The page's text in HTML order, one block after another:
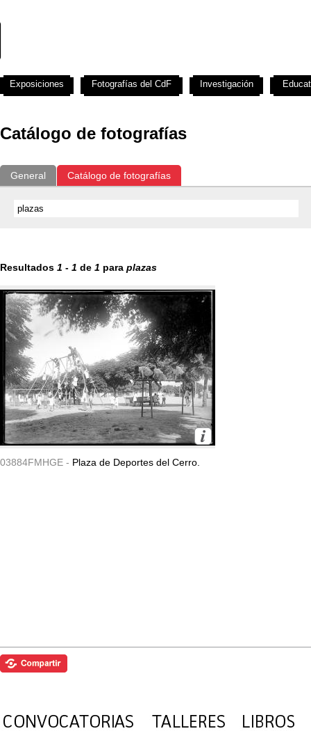
Catálogo de fotografías
General Catálogo de fotografías
Resultados 1 - 1 de 1 para plazas
03884FMHGE - Plaza de Deportes del Cerro.
Exposiciones Fotografías del CdF Investigación